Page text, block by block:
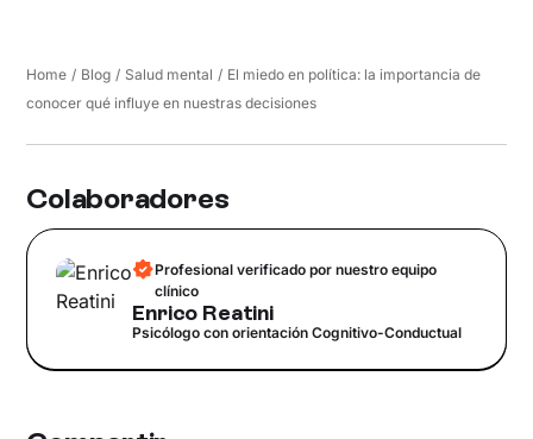
Home / Blog / Salud mental / El miedo en política: la importancia de
conocer qué influye en nuestras decisiones
Colaboradores
Profesional verificado por nuestro equipo
clínico
Enrico Reatini
Psicólogo con orientación Cognitivo-Conductual